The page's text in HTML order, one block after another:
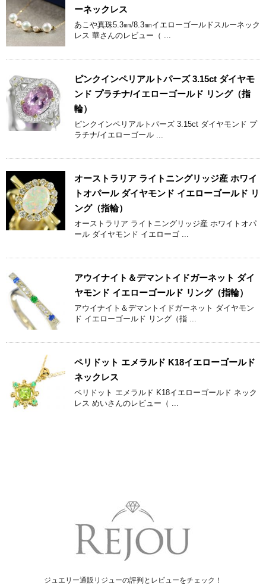
ーネックレス
あこや真珠5.3㎜/8.3㎜イエローゴールドスルーネック
レス 華さんのレビュー（ ...
ピンクインペリアルトパーズ 3.15ct ダイヤモ
ンド プラチナ/イエローゴールド リング（指
輪）
ピンクインペリアルトパーズ 3.15ct ダイヤモンド プ
ラチナ/イエローゴール ...
オーストラリア ライトニングリッジ産 ホワイ
トオパール ダイヤモンド イエローゴールド リ
ング（指輪）
オーストラリア ライトニングリッジ産 ホワイトオパ
ール ダイヤモンド イエローゴ ...
アウイナイト＆デマントイドガーネット ダイ
ヤモンド イエローゴールド リング（指輪）
アウイナイト＆デマントイドガーネット ダイヤモン
ド イエローゴールド リング（指 ...
ペリドット エメラルド K18イエローゴールド
ネックレス
ペリドット エメラルド K18イエローゴールド ネック
レス めいさんのレビュー（ ...
ジュエリー通販リジューの評判とレビューをチェック！